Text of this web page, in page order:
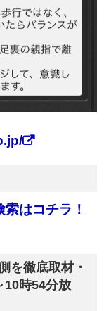
はコチラ！
を徹底取材・
10時54分放